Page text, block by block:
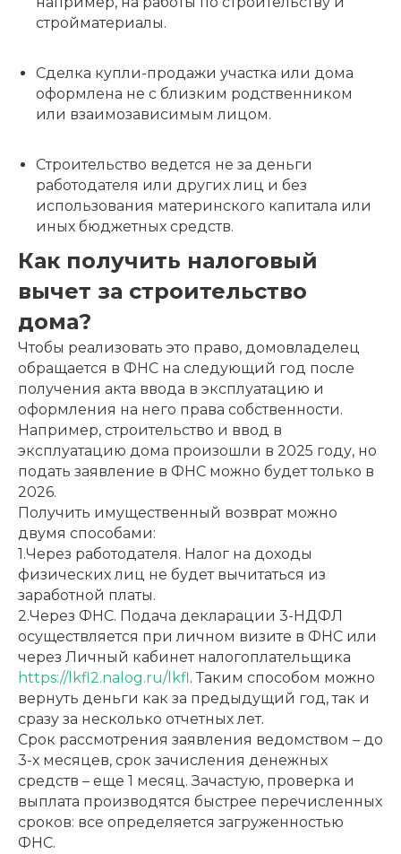
стройматериалы.
Сделка купли-продажи участка или дома
оформлена не с близким родственником
или взаимозависимым лицом.
Строительство ведется не за деньги
работодателя или других лиц и без
использования материнского капитала или
иных бюджетных средств.
Как получить налоговый
вычет за строительство
дома?
Чтобы реализовать это право, домовладелец
обращается в ФНС на следующий год после
получения акта ввода в эксплуатацию и
оформления на него права собственности.
Например, строительство и ввод в
эксплуатацию дома произошли в 2025 году, но
подать заявление в ФНС можно будет только в
2026.
Получить имущественный возврат можно
двумя способами:
1.Через работодателя. Налог на доходы
физических лиц не будет вычитаться из
заработной платы.
2.Через ФНС. Подача декларации 3-НДФЛ
осуществляется при личном визите в ФНС или
через Личный кабинет налогоплательщика
https://lkfl2.nalog.ru/lkfl. Таким способом можно
вернуть деньги как за предыдущий год, так и
сразу за несколько отчетных лет.
Срок рассмотрения заявления ведомством – до
3-х месяцев, срок зачисления денежных
средств – еще 1 месяц. Зачастую, проверка и
выплата производятся быстрее перечисленных
сроков: все определяется загруженностью
ФНС.